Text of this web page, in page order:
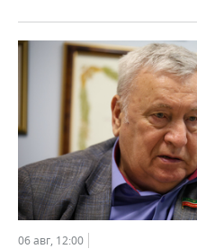
06 авг, 12:00